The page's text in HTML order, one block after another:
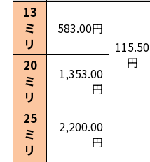
13
ミ
リ
583.00円
115.50
円
20
ミ
リ
1,353.00
円
25
ミ
リ
2,200.00
円